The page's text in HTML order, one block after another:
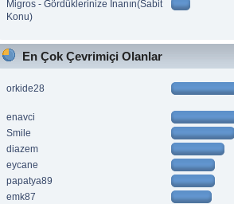
Migros - Gördüklerinize İnanın(Sabit
Konu)
En Çok Çevrimiçi Olanlar
orkide28
enavci
Smile
diazem
eycane
papatya89
emk87